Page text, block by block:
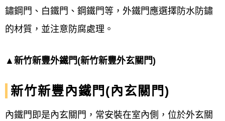
鏽鋼門、白鐵門、鋼鐵門等，外鐵門應選擇防水防鏽
的材質，並注意防腐處理。
▲ 新竹新豐外鐵門(新竹新豐外玄關門)
新竹新豐內鐵門(內玄關門)
內鐵門即是內玄關門，常安裝在室內側，位於外玄關